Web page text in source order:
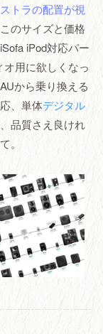
トラの配置が視
のサイズと価格
iPod対応パー
用に欲しくなっ
から乗り換える
、単体デジタル
品質さえ良けれ
。